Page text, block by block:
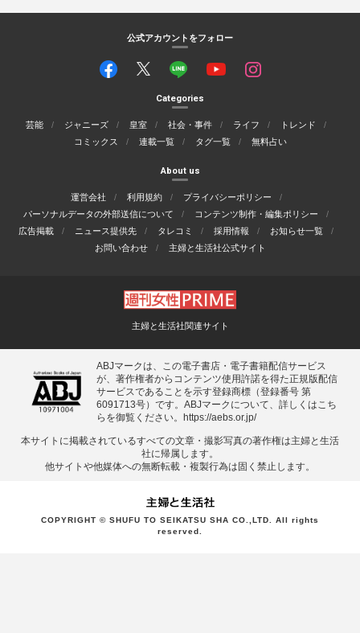
公式アカウントをフォロー
Categories
芸能 ジャニーズ 皇室 社会・事件 ライフ
トレンド
コミックス
連載一覧 タグ一覧 無料占い
About us
運営会社 利用規約
プライバシーポリシー
パーソナルデータの外部送信について
コンテンツ制作・編集ポリシー
広告掲載
ニュース提供先 タレコミ 採用情報
お知らせ一覧
お問い合わせ
主婦と生活社公式サイト
主婦と生活社関連サイト
ABJマークは、この電子書店・電子書籍配信サービス
が、著作権者からコンテンツ使用許諾を得た正規版配信
サービスであることを示す登録商標（登録番号 第
6091713号）です。ABJマークについて、詳しくはこち
らを御覧ください。
https://aebs.or.jp/
本サイトに掲載されているすべての⽂章・撮影写真の著作権は主婦と⽣活
社に帰属します。
他サイトや他媒体への無断転載・複製⾏為は固く禁⽌します。
COPYRIGHT © SHUFU TO SEIKATSU SHA CO.,LTD. All rights
reserved.